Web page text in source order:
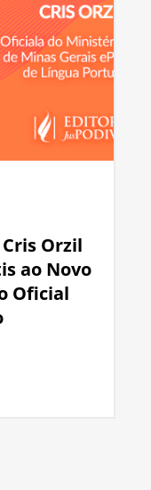
Orzil
ao Novo
Oficial